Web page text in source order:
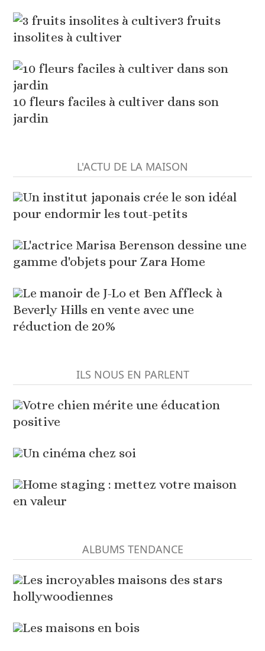
3 fruits
insolites à cultiver
10 fleurs faciles à cultiver dans son
jardin
L'ACTU DE LA MAISON
Un institut japonais crée le son idéal
pour endormir les tout-petits
L'actrice Marisa Berenson dessine une
gamme d'objets pour Zara Home
Le manoir de J-Lo et Ben Affleck à
Beverly Hills en vente avec une
réduction de 20%
ILS NOUS EN PARLENT
Votre chien mérite une éducation
positive
Un cinéma chez soi
Home staging : mettez votre maison
en valeur
ALBUMS TENDANCE
Les incroyables maisons des stars
hollywoodiennes
Les maisons en bois